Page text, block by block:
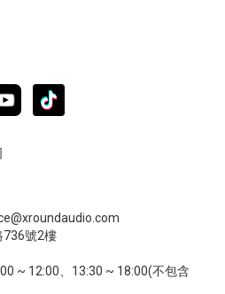
736號2樓
~ 12:00、13:30 ~ 18:00(不包含